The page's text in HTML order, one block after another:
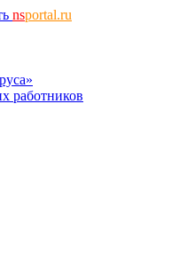
nsportal.ru
работников